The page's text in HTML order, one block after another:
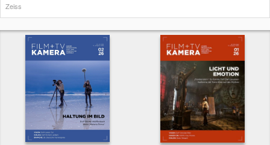
Zeiss